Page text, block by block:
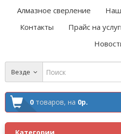
Алмазное сверление
Контакты
Прайс на
Везде
0 товаров, на 0р.